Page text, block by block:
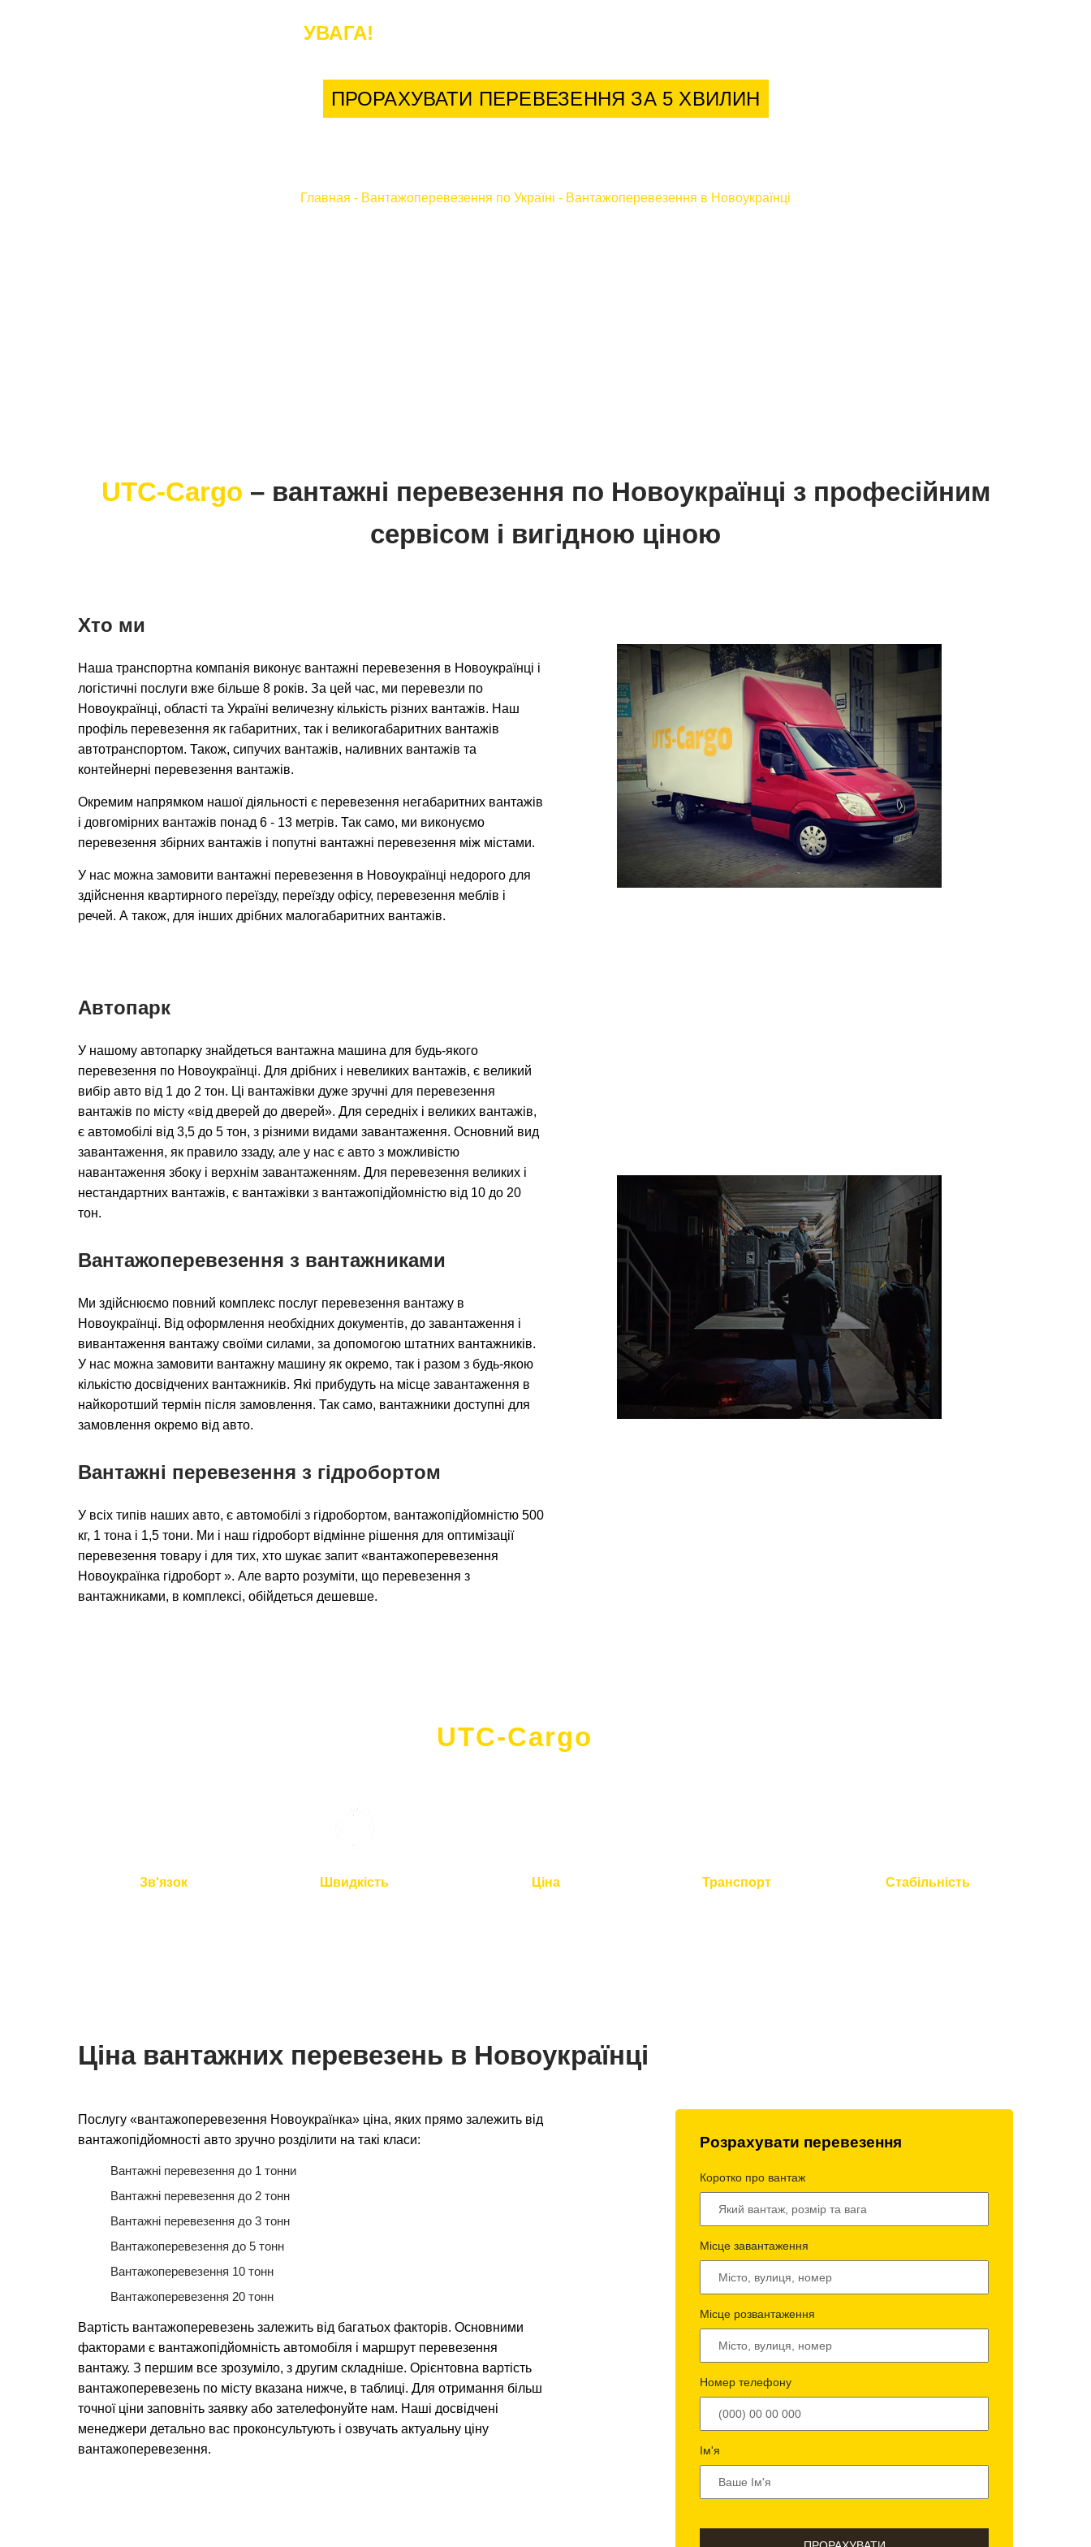
УВАГА!
ПРОРАХУВАТИ ПЕРЕВЕЗЕННЯ ЗА 5 ХВИЛИН
Главная - Вантажоперевезення по Україні - Вантажоперевезення в Новоукраїнці
UTC-Cargo – вантажні перевезення по Новоукраїнці з професійним
сервісом і вигідною ціною
Хто ми
Наша транспортна компанія виконує вантажні перевезення в Новоукраїнці і
логістичні послуги вже більше 8 років. За цей час, ми перевезли по
Новоукраїнці, області та Україні величезну кількість різних вантажів. Наш
профіль перевезення як габаритних, так і великогабаритних вантажів
автотранспортом. Також, сипучих вантажів, наливних вантажів та
контейнерні перевезення вантажів.
Окремим напрямком нашої діяльності є перевезення негабаритних вантажів
і довгомірних вантажів понад 6 - 13 метрів. Так само, ми виконуємо
перевезення збірних вантажів і попутні вантажні перевезення між містами.
У нас можна замовити вантажні перевезення в Новоукраїнці недорого для
здійснення квартирного переїзду, переїзду офісу, перевезення меблів і
речей. А також, для інших дрібних малогабаритних вантажів.
Автопарк
У нашому автопарку знайдеться вантажна машина для будь-якого
перевезення по Новоукраїнці. Для дрібних і невеликих вантажів, є великий
вибір авто від 1 до 2 тон. Ці вантажівки дуже зручні для перевезення
вантажів по місту «від дверей до дверей». Для середніх і великих вантажів,
є автомобілі від 3,5 до 5 тон, з різними видами завантаження. Основний вид
завантаження, як правило ззаду, але у нас є авто з можливістю
навантаження збоку і верхнім завантаженням. Для перевезення великих і
нестандартних вантажів, є вантажівки з вантажопідйомністю від 10 до 20
тон.
Вантажоперевезення з вантажниками
Ми здійснюємо повний комплекс послуг перевезення вантажу в
Новоукраїнці. Від оформлення необхідних документів, до завантаження і
вивантаження вантажу своїми силами, за допомогою штатних вантажників.
У нас можна замовити вантажну машину як окремо, так і разом з будь-якою
кількістю досвідчених вантажників. Які прибудуть на місце завантаження в
найкоротший термін після замовлення. Так само, вантажники доступні для
замовлення окремо від авто.
Вантажні перевезення з гідробортом
У всіх типів наших авто, є автомобілі з гідробортом, вантажопідйомністю 500
кг, 1 тона і 1,5 тони. Ми і наш гідроборт відмінне рішення для оптимізації
перевезення товару і для тих, хто шукає запит «вантажоперевезення
Новоукраїнка гідроборт ». Але варто розуміти, що перевезення з
вантажниками, в комплексі, обійдеться дешевше.
UTC-Cargo
Зв'язок
Швидкість
Ціна
Транспорт
Стабільність
Ціна вантажних перевезень в Новоукраїнці
Послугу «вантажоперевезення Новоукраїнка» ціна, яких прямо залежить від
вантажопідйомності авто зручно розділити на такі класи:
Вантажні перевезення до 1 тонни
Вантажні перевезення до 2 тонн
Вантажні перевезення до 3 тонн
Вантажоперевезення до 5 тонн
Вантажоперевезення 10 тонн
Вантажоперевезення 20 тонн
Вартість вантажоперевезень залежить від багатьох факторів. Основними
факторами є вантажопідйомність автомобіля і маршрут перевезення
вантажу. З першим все зрозуміло, з другим складніше. Орієнтовна вартість
вантажоперевезень по місту вказана нижче, в таблиці. Для отримання більш
точної ціни заповніть заявку або зателефонуйте нам. Наші досвідчені
менеджери детально вас проконсультують і озвучать актуальну ціну
вантажоперевезення.
Розрахувати перевезення
Коротко про вантаж
Місце завантаження
Місце розвантаження
Номер телефону
Ім'я